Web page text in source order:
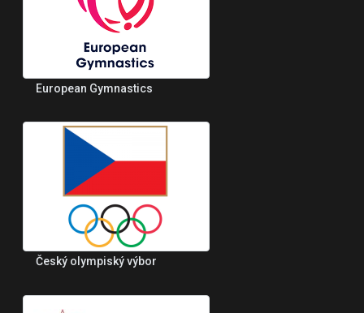
European Gymnastics
Český olympiský výbor